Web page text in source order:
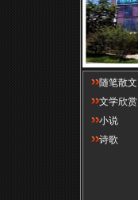
随笔散文
文学欣赏
小说
诗歌